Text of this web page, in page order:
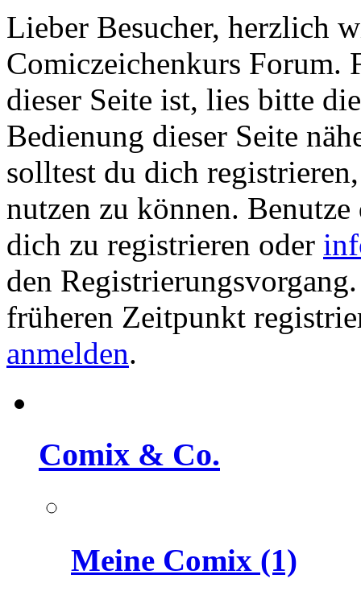
Lieber Besucher, herzlich
Comiczeichenkurs Forum.
dieser Seite ist, lies bitte
Bedienung dieser Seite
solltest du dich
nutzen zu können.
dich zu registrieren oder
den
früheren Zeitpunkt
anmelden.
Comix & Co.
Meine Comix (1)